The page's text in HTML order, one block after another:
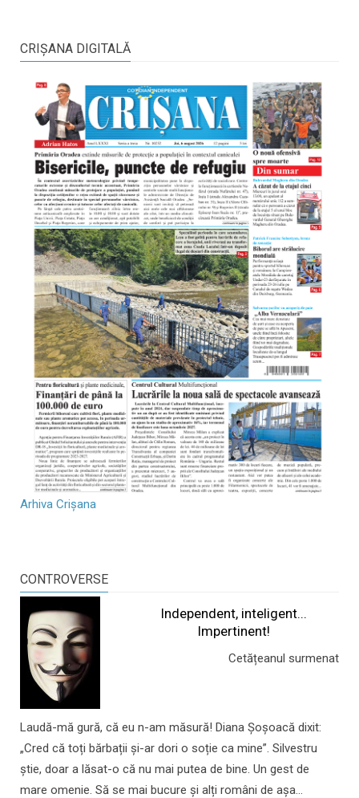
CRIŞANA DIGITALĂ
Arhiva Crișana
CONTROVERSE
Independent, inteligent...
Impertinent!
Cetățeanul surmenat
Laudă-mă gură, că eu n-am măsură! Diana Șoșoacă dixit:
„Cred că toți bărbații și-ar dori o soție ca mine”. Silvestru
știe, doar a lăsat-o că nu mai putea de bine. Un gest de
mare omenie. Să se mai bucure și alți români de așa...